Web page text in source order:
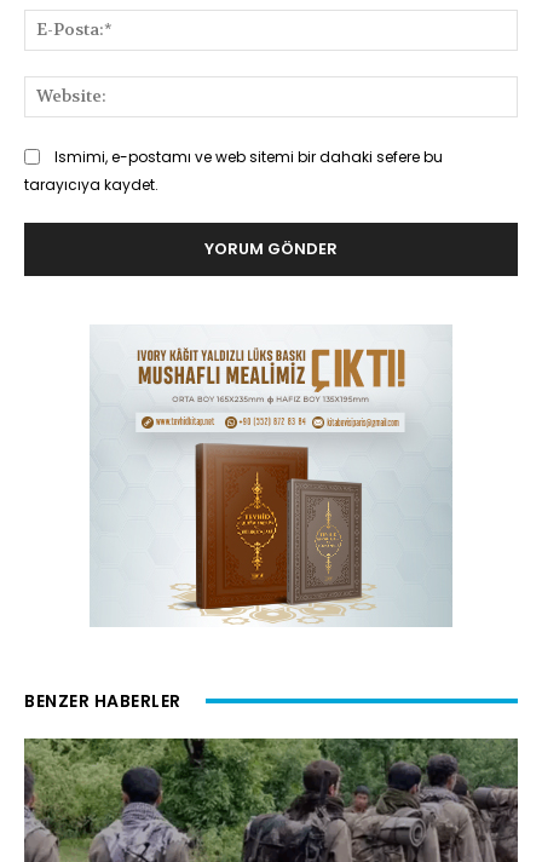
Ismimi, e-postamı ve web sitemi bir dahaki sefere bu
tarayıcıya kaydet.
BENZER HABERLER